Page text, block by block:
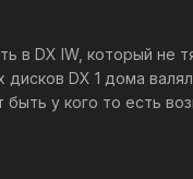
в DX IW, который не
DX 1 дома
у кого то есть